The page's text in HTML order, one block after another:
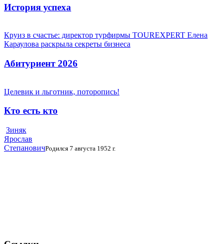
История успеха
Круиз в счастье: директор турфирмы TOUREXPERT Елена
Караулова раскрыла секреты бизнеса
Абитуриент 2026
Целевик и льготник, поторопись!
Кто есть кто
Зиняк
Ярослав
СтепановичРодился 7 августа 1952 г.